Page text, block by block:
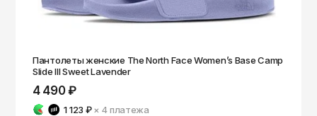
Пантолеты женские The North Face Women’s Base Camp
Slide III Sweet Lavender
4 490 ₽
1 123 ₽ × 4платежа